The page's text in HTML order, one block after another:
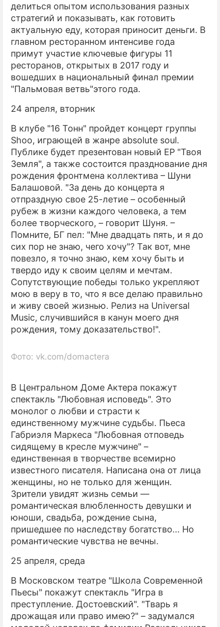
делиться опытом использования разных
стратегий и показывать, как готовить
актуальную еду, которая приносит деньги. В
главном ресторанном интенсиве года
примут участие ключевые фигуры 11
ресторанов, открытых в 2017 году и
вошедших в национальный финал премии
"Пальмовая ветвь"этого года.
24 апреля, вторник
В клубе "16 Тонн" пройдет концерт группы
Shoo, играющей в жанре absolute soul.
Публике будет презентован новый EP "Твоя
Земля", а также состоится празднование дня
рождения фронтмена коллектива – Шуни
Балашовой. "За день до концерта я
отпраздную свое 25-летие – особенный
рубеж в жизни каждого человека, а тем
более творческого, – говорит Шуня. –
Помните, БГ пел: "Мне двадцать пять, и я до
сих пор не знаю, чего хочу"? Так вот, мне
повезло, я точно знаю, кем хочу быть и
твердо иду к своим целям и мечтам.
Сопутствующие победы только укрепляют
мою в веру в то, что я все делаю правильно
и живу своей жизнью. Релиз на Universal
Music, случившийся в канун моего дня
рождения, тому доказательство!".
Фото: vk.com/domactera
В Центральном Доме Актера покажут
спектакль "Любовная исповедь". Это
монолог о любви и страсти к
единственному мужчине судьбы. Пьеса
Габриэля Маркеса "Любовная отповедь
сидящему в кресле мужчине" –
единственная в творчестве всемирно
известного писателя. Написана она от лица
женщины, но не только для женщин.
Зрители увидят жизнь семьи —
романтическая влюбленность девушки и
юноши, свадьба, рождение сына,
пришедшее по наследству богатство... Но
романтические чувства не вечны.
25 апреля, среда
В Московском театре "Школа Современной
Пьесы" покажут спектакль "Игра в
преступление. Достоевский". "Тварь я
дрожащая или право имею?" – задумался